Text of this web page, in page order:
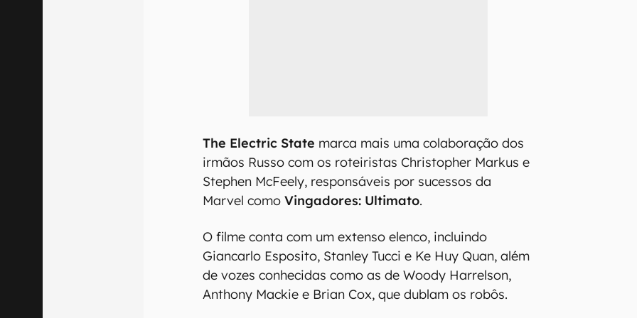
The Electric State marca mais uma colaboração dos
irmãos Russo com os roteiristas Christopher Markus e
Stephen McFeely, responsáveis por sucessos da
Marvel comoVingadores: Ultimato.
O filme conta com um extenso elenco, incluindo
Giancarlo Esposito, Stanley Tucci e Ke Huy Quan, além
de vozes conhecidas como as de Woody Harrelson,
Anthony Mackie e Brian Cox, que dublam os robôs.